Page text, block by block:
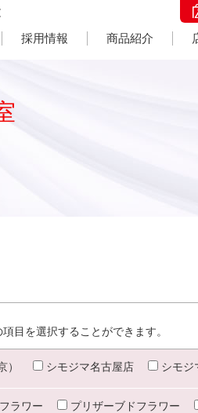
採用情報 商品紹介
目を選択することができます。
） シモジマ名古屋店 シモジ
ラワー プリザーブドフラワー